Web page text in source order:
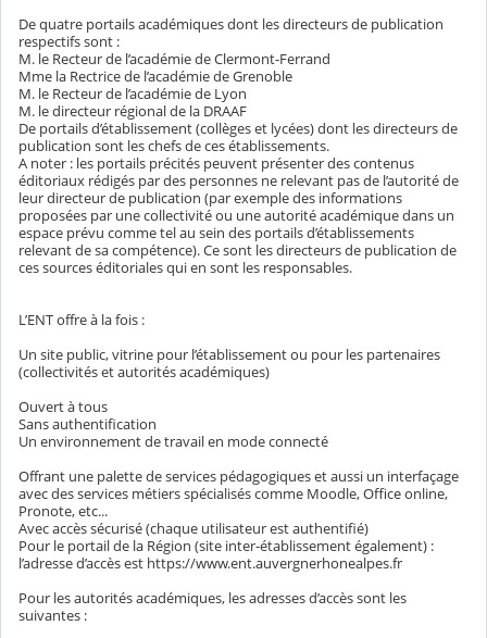
De quatre portails académiques dont les directeurs de publication
respectifs sont :
M. le Recteur de l’académie de Clermont-Ferrand
Mme la Rectrice de l’académie de Grenoble
M. le Recteur de l’académie de Lyon
M. le directeur régional de la DRAAF
De portails d’établissement (collèges et lycées) dont les directeurs de
publication sont les chefs de ces établissements.
A noter : les portails précités peuvent présenter des contenus
éditoriaux rédigés par des personnes ne relevant pas de l’autorité de
leur directeur de publication (par exemple des informations
proposées par une collectivité ou une autorité académique dans un
espace prévu comme tel au sein des portails d’établissements
relevant de sa compétence). Ce sont les directeurs de publication de
ces sources éditoriales qui en sont les responsables.
L’ENT offre à la fois :
Un site public, vitrine pour l’établissement ou pour les partenaires
(collectivités et autorités académiques)
Ouvert à tous
Sans authentification
Un environnement de travail en mode connecté
Offrant une palette de services pédagogiques et aussi un interfaçage
avec des services métiers spécialisés comme Moodle, Office online,
Pronote, etc...
Avec accès sécurisé (chaque utilisateur est authentifié)
Pour le portail de la Région (site inter-établissement également) :
l’adresse d’accès est https://www.ent.auvergnerhonealpes.fr
Pour les autorités académiques, les adresses d’accès sont les
suivantes :